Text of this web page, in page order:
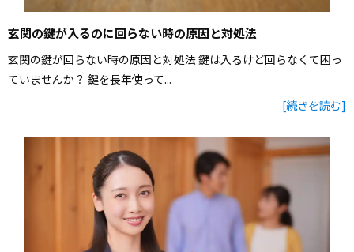
玄関の鍵が入るのに回らない時の原因と対処法
玄関の鍵が回らない時の原因と対処法 鍵は入るけど回らなくて困っ
ていませんか？ 鍵を長年使って...
[続きを読む]